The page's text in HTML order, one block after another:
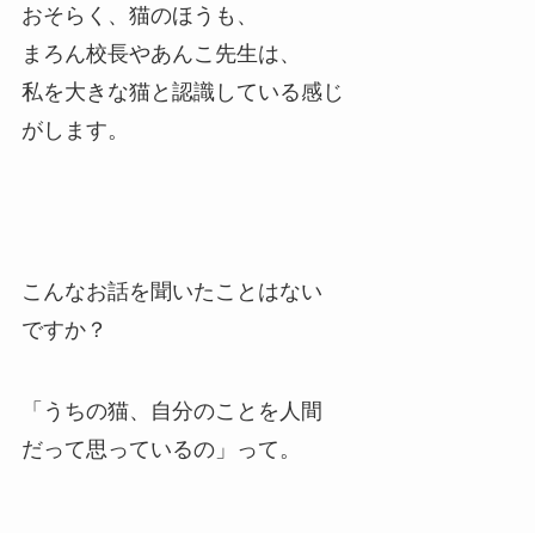
おそらく、猫のほうも、
まろん校長やあんこ先生は、
私を大きな猫と認識している感じ
がします。
こんなお話を聞いたことはない
ですか？
「うちの猫、自分のことを人間
だって思っているの」って。